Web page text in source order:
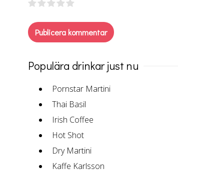
Populära drinkar just nu
Pornstar Martini
Thai Basil
Irish Coffee
Hot Shot
Dry Martini
Kaffe Karlsson